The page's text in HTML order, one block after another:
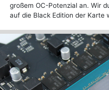
großem OC-Potenzial an. Wir
auf die Black Edition der Karte